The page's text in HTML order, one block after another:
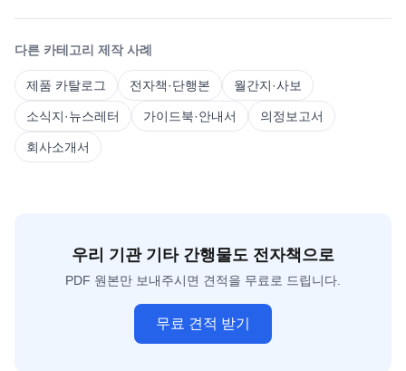
다른 카테고리 제작 사례
제품 카탈로그 전자책·단행본 월간지·사보
소식지·뉴스레터 가이드북·안내서 의정보고서
회사소개서
우리 기관 기타 간행물도 전자책으로
PDF 원본만 보내주시면 견적을 무료로 드립니다.
무료 견적 받기